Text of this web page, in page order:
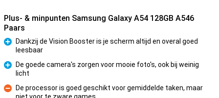
Plus- & minpunten Samsung Galaxy A54 128GB A546
Paars
Pluspunt
Dankzij de Vision Booster is je scherm altijd en overal goed
leesbaar
Pluspunt
De goede camera's zorgen voor mooie foto's, ook bij weinig
licht
De processor is goed geschikt voor gemiddelde taken, maar